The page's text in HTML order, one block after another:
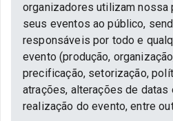
organizadores utilizam nossa
seus eventos ao público,
responsáveis por todo e
evento (produção,
precificação, setorização,
atrações, alterações de datas
realização do evento, entre